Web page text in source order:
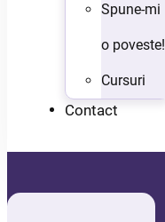
Spune-mi
o poveste!
Cursuri
Contact